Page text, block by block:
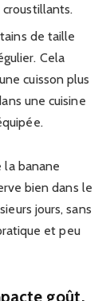
de taille
Cela
cuisson plus
une cuisine
la banane
bien dans le
jours, sans
et peu
goût,